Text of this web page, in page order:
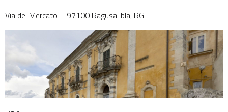
Ragusa
Scicli
Via del Mercato – 97100 Ragusa Ibla, RG